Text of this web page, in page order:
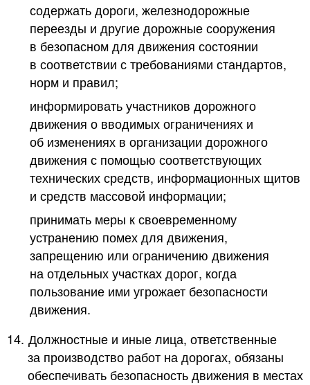
содержать дороги, железнодорожные
переезды и другие дорожные сооружения
в безопасном для движения состоянии
в соответствии с требованиями стандартов,
норм и правил;
информировать участников дорожного
движения о вводимых ограничениях и
об изменениях в организации дорожного
движения с помощью соответствующих
технических средств, информационных щитов
и средств массовой информации;
принимать меры к своевременному
устранению помех для движения,
запрещению или ограничению движения
на отдельных участках дорог, когда
пользование ими угрожает безопасности
движения.
14. Должностные и иные лица, ответственные
за производство работ на дорогах, обязаны
обеспечивать безопасность движения в местах